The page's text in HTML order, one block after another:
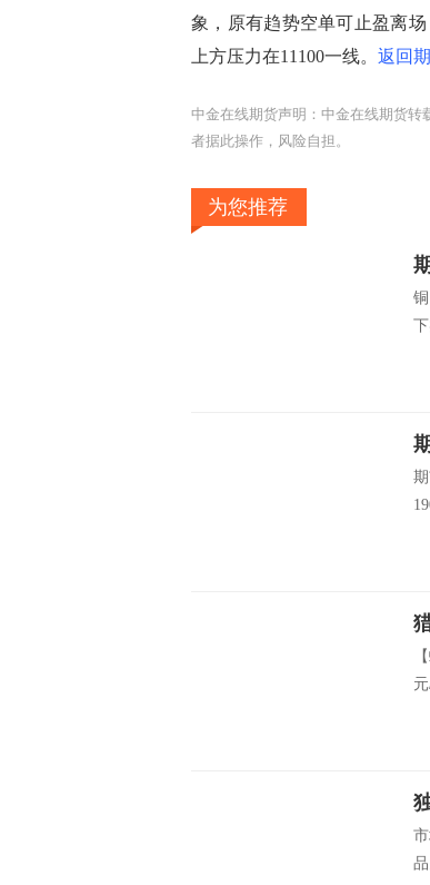
象，原有趋势空单可止盈离
上方压力在11100一线。 返回
中金在线期货声明：中金在线期货转
者据此操作，风险自担。
为您推荐